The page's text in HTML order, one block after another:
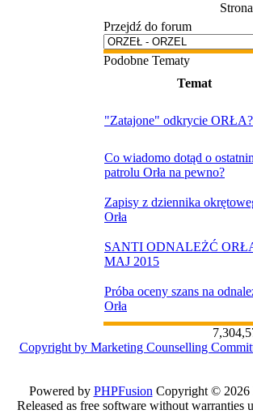
Przejdź do forum
Podobne Tematy
Temat
"Zatajone" odkrycie ORŁA?
Co wiadomo dotąd o
patrolu Orła na pewno?
Zapisy z dziennika
Orła
SANTI ODNALEŻĆ
MAJ 2015
Próba oceny szans na
Orła
Copyright by Marketing Counselling
Powered by PHPFusion Copyright © 2026
Released as free software without warranties